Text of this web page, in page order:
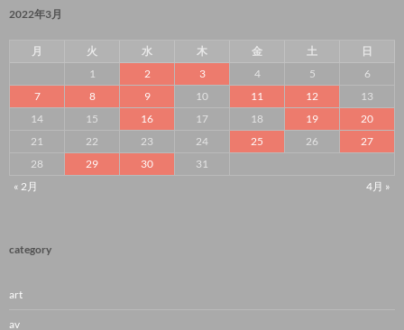
2022年3月
月 火 水 木 金 土
日
1
2 3 4 5
6
7
8 9 10 11 12
13
14
15 16 17 18 19
20
21
22 23 24 25 26
27
28
29 30
31
« 2月
4月 »
category
art
av